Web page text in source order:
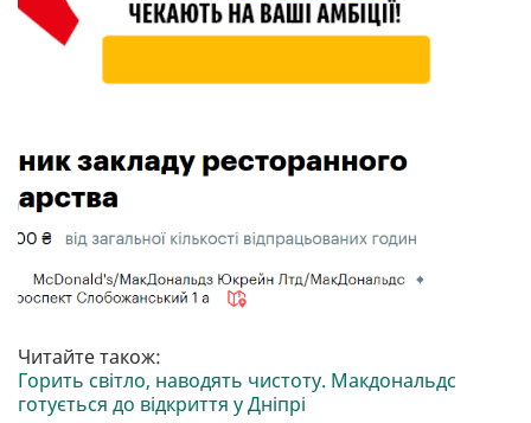
Читайте також:
Горить світло, наводять чистоту. Макдональдс
готується до відкриття у Дніпрі